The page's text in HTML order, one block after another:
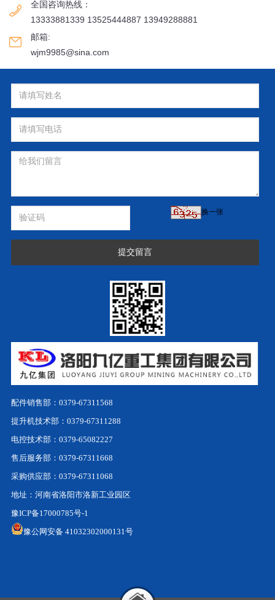
全国咨询热线：
13333881339 13525444887 13949288881
邮箱:
wjm9985@sina.com
换一张
提交留言
配件销售部：0379-67311568
提升机技术部：0379-67311288
电控技术部：0379-65082227
售后服务部：0379-67311668
采购供应部：0379-67311068
地址：河南省洛阳市洛新工业园区
豫ICP备17000785号-1
豫公网安备 41032302000131号